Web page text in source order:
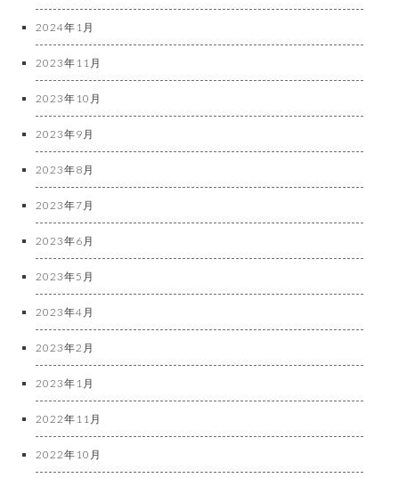
2024年1月
2023年11月
2023年10月
2023年9月
2023年8月
2023年7月
2023年6月
2023年5月
2023年4月
2023年2月
2023年1月
2022年11月
2022年10月